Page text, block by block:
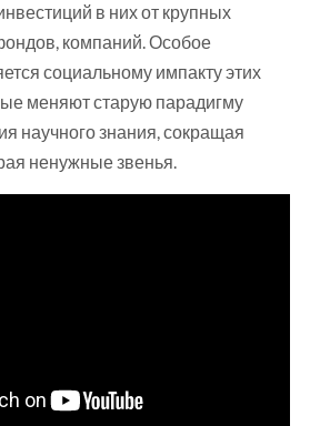
в них от крупных
компаний. Особое
социальному импакту этих
меняют старую парадигму
научного знания, сокращая
ненужные звенья.